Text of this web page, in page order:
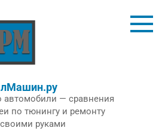
автомобили — сравнения
по тюнингу и ремонту
руками